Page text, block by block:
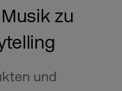
zu
und